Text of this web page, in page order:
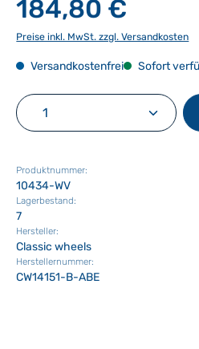
184,80 €
Preise inkl. MwSt. zzgl. Versandkosten
Versandkostenfrei Sofort
Produkt Anzahl:
Produktnummer:
10434-WV
Lagerbestand:
7
Hersteller:
Classic wheels
Herstellernummer:
CW14151-B-ABE